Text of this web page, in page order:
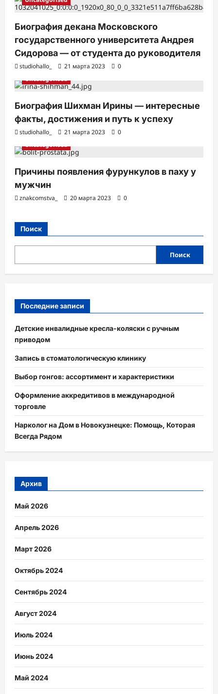
Биография декана Московского
государственного университета Андрея
Сидорова — от студента до руководителя
studiohallo_ 21 марта 2023
0
Uncategorised
Биография Шихман Ирины — интересные
факты, достижения и путь к успеху
studiohallo_ 21 марта 2023
0
Uncategorised
Причины появления фурункулов в паху у
мужчин
znakcomstva_ 20 марта 2023 0
Поиск
Поиск
Последние записи
Детские инвалидные кресла-коляски с ручным
приводом
Запись в стоматологическую клинику
Выбор гонгов: ассортимент и характеристики
Оформление аккредитивов в международной
торговле
Нарколог на Дом в Новокузнецке: Помощь, Которая
Всегда Рядом
Архив
Май 2026
Апрель 2026
Март 2026
Октябрь 2024
Сентябрь 2024
Август 2024
Июль 2024
Июнь 2024
Май 2024